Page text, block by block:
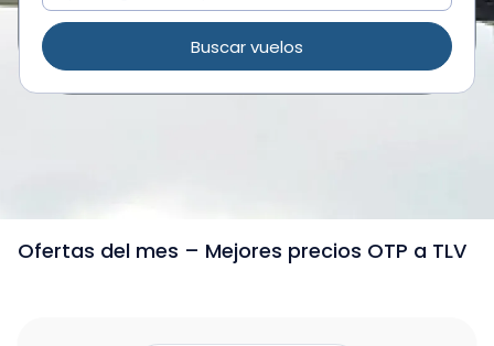
Buscar vuelos
Ofertas del mes – Mejores precios OTP a TLV